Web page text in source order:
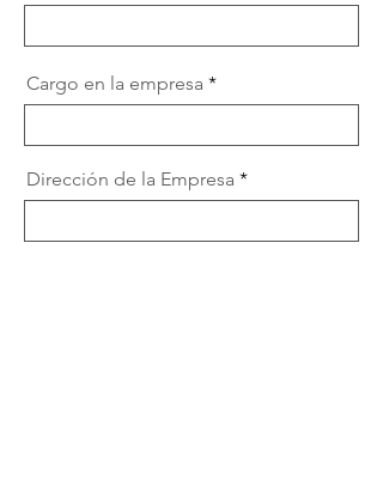
Cargo en la empresa
Dirección de la Empresa